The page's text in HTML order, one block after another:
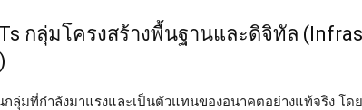
กลุ่มโครงสร้างพื้นฐานและดิจิทัล
กลุ่มที่กำลังมาแรงและเป็นตัวแทนของอนาคตอย่างแท้จริง โด